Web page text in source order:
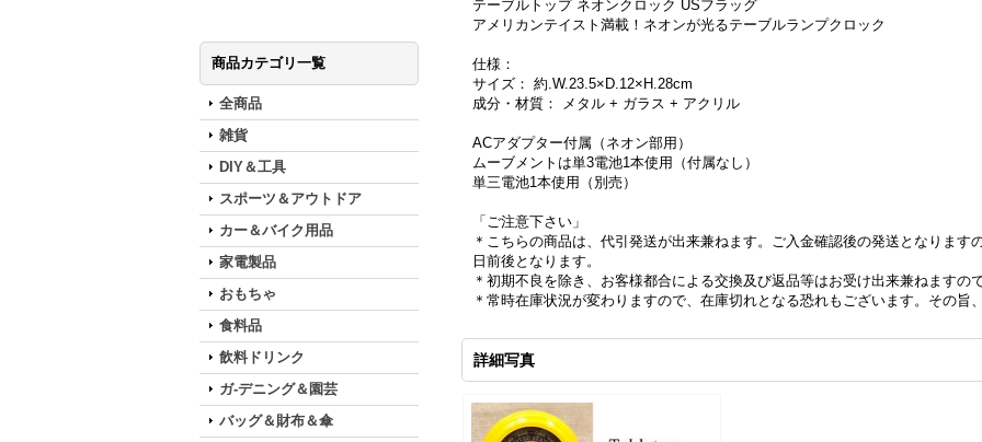
商品カテゴリ一覧
全商品
雑貨
DIY＆工具
スポーツ＆アウトドア
カー＆バイク用品
家電製品
おもちゃ
食料品
飲料ドリンク
ガ-デニング＆園芸
バッグ＆財布＆傘
テーブルトップ ネオンクロック USフラッグ
アメリカンテイスト満載！ネオンが光るテーブルランプクロック
仕様：
サイズ： 約.W.23.5×D.12×H.28cm
成分・材質： メタル + ガラス + アクリル
ACアダプター付属（ネオン部用）
ムーブメントは単3電池1本使用（付属なし）
単三電池1本使用（別売）
「ご注意下さい」
＊こちらの商品は、代引発送が出来兼ねます。ご入金確認後の発送となります
日前後となります。
＊初期不良を除き、お客様都合による交換及び返品等はお受け出来兼ねますの
＊常時在庫状況が変わりますので、在庫切れとなる恐れもございます。その旨
詳細写真